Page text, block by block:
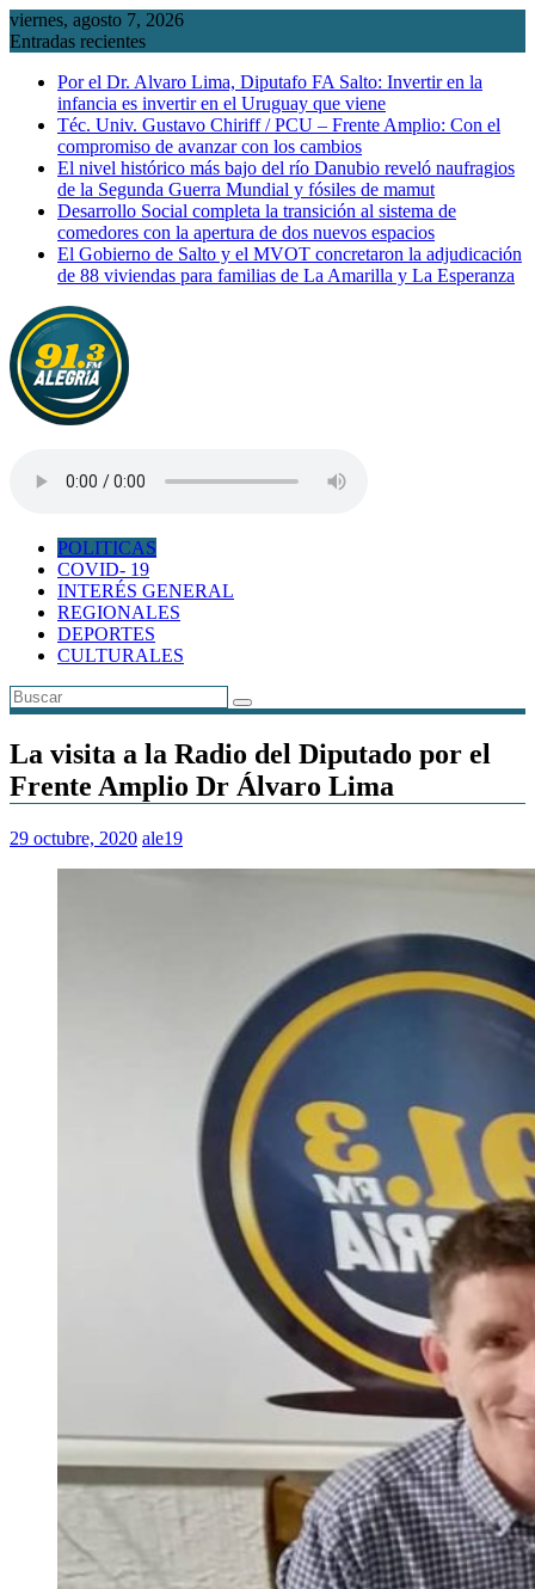
Saltar
al
viernes, agosto 7, 2026
Entradas recientes
Por el Dr. Alvaro Lima, Diputafo FA Salto: Invertir en la
infancia es invertir en el Uruguay que viene
Téc. Univ. Gustavo Chiriff / PCU – Frente Amplio: Con el
compromiso de avanzar con los cambios
El nivel histórico más bajo del río Danubio reveló naufragios
de la Segunda Guerra Mundial y fósiles de mamut
Desarrollo Social completa la transición al sistema de
comedores con la apertura de dos nuevos espacios
El Gobierno de Salto y el MVOT concretaron la adjudicación
de 88 viviendas para familias de La Amarilla y La Esperanza
POLITICAS
COVID- 19
INTERÉS GENERAL
REGIONALES
DEPORTES
CULTURALES
La visita a la Radio del Diputado por el
Frente Amplio Dr Álvaro Lima
29 octubre, 2020 ale19